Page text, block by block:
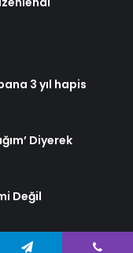
3 yıl hapis
Diyerek
Değil